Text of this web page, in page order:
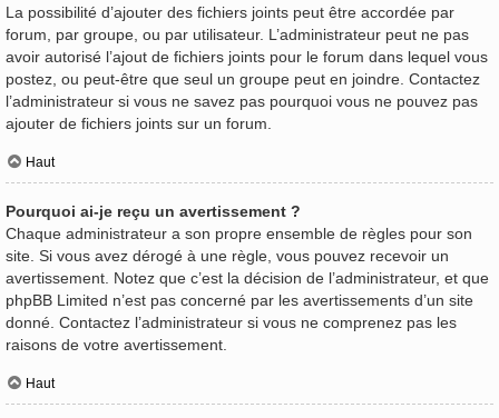
La possibilité d’ajouter des fichiers joints peut être accordée par
forum, par groupe, ou par utilisateur. L’administrateur peut ne pas
avoir autorisé l’ajout de fichiers joints pour le forum dans lequel vous
postez, ou peut-être que seul un groupe peut en joindre. Contactez
l’administrateur si vous ne savez pas pourquoi vous ne pouvez pas
ajouter de fichiers joints sur un forum.
Haut
Pourquoi ai-je reçu un avertissement ?
Chaque administrateur a son propre ensemble de règles pour son
site. Si vous avez dérogé à une règle, vous pouvez recevoir un
avertissement. Notez que c’est la décision de l’administrateur, et que
phpBB Limited n’est pas concerné par les avertissements d’un site
donné. Contactez l’administrateur si vous ne comprenez pas les
raisons de votre avertissement.
Haut